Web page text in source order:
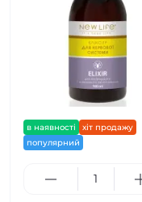
в наявності
хіт продажу
популярний